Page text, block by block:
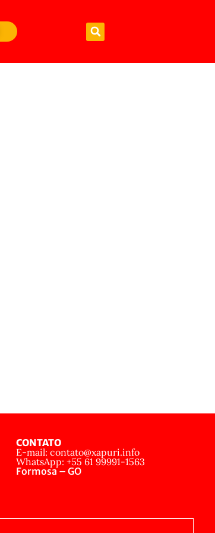
CONTATO
E-mail: contato@xapuri.info
WhatsApp: +55 61 99991-1563
Formosa – GO